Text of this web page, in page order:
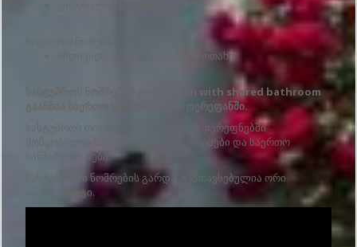
ინდივიდუალური სააბაზანო ოთახი
სასტუმროს ნომრებს Family Room with shared bathroom
გააჩნია საერთო სააბაზანოები, დერეფანში.
სასტუმროს თითოეული სართულის დერეფნებში
მოწყობილია საერთო მისაღები ოთახები და საერთო
სამზარეულოები.
სასტუმროში ნომრების გარდა, განთავსებულია ორი
აპარტამენტი.